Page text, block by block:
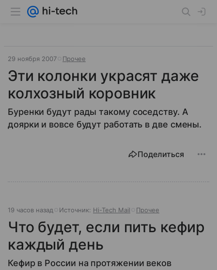
29 ноября 2007 Прочее
Эти колонки украсят даже
колхозный коровник
Буренки будут рады такому соседству. А
доярки и вовсе будут работать в две смены.
Поделиться
19 часов назад Источник: Hi-Tech Mail Прочее
Что будет, если пить кефир
каждый день
Кефир в России на протяжении веков